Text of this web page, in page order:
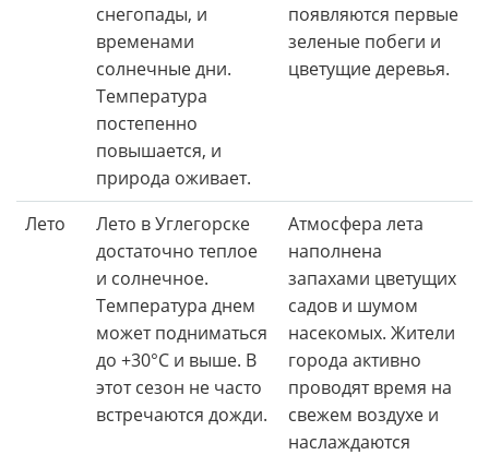
снегопады, и
временами
солнечные дни.
Температура
постепенно
повышается, и
природа оживает.
появляются первые
зеленые побеги и
цветущие деревья.
Лето
Лето в Углегорске
достаточно теплое
и солнечное.
Температура днем
может подниматься
до +30°C и выше. В
этот сезон не часто
встречаются дожди.
Атмосфера лета
наполнена
запахами цветущих
садов и шумом
насекомых. Жители
города активно
проводят время на
свежем воздухе и
наслаждаются